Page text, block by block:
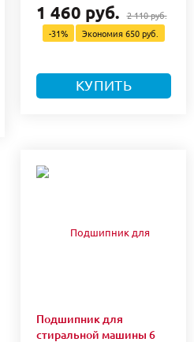
1 460 руб. 2 110 руб.
-31%
Экономия650 руб.
КУПИТЬ
Подшипник для
стиральной машины 6